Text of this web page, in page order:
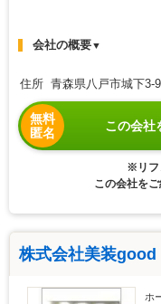
会社の概要▼
住所 青森県八戸市城下3-
無料
匿名
この会社
※リフ
この会社を
株式会社美装good
ホ